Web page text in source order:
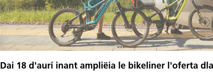
Dai 18 d'aurí inant ampliëia le bikeliner l'oferta